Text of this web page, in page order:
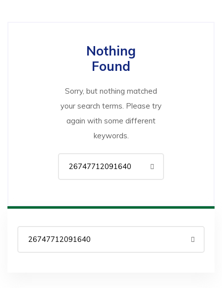
Nothing
Found
Sorry, but nothing matched
your search terms. Please try
again with some different
keywords.